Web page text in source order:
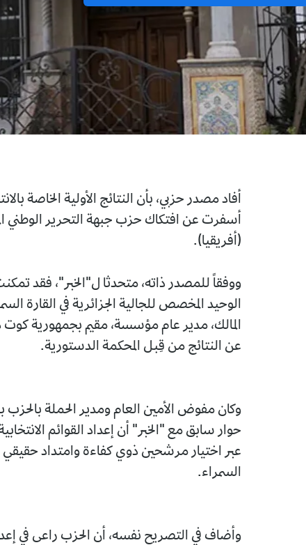
أسفرت عن افتكاك حزب جبهة التحرير الوطني
(أفريقيا).
​ووفقاً للمصدر ذاته، متحدثا ل"الخبر"، فقد
الوحيد المخصص للجالية الجزائرية في القارة
المالك، مدير عام مؤسسة، مقيم بجمهورية كوت
عن النتائج من قِبل المحكمة الدستورية.
وكان مفوض الأمين العام ومدير الحملة
حوار سابق مع "الخبر" أن إعداد القوائم
عبر اختيار مرشحين ذوي كفاءة وامتداد حقيقي
السمراء.
​وأضاف في التصريح نفسه، أن الحزب راعى في